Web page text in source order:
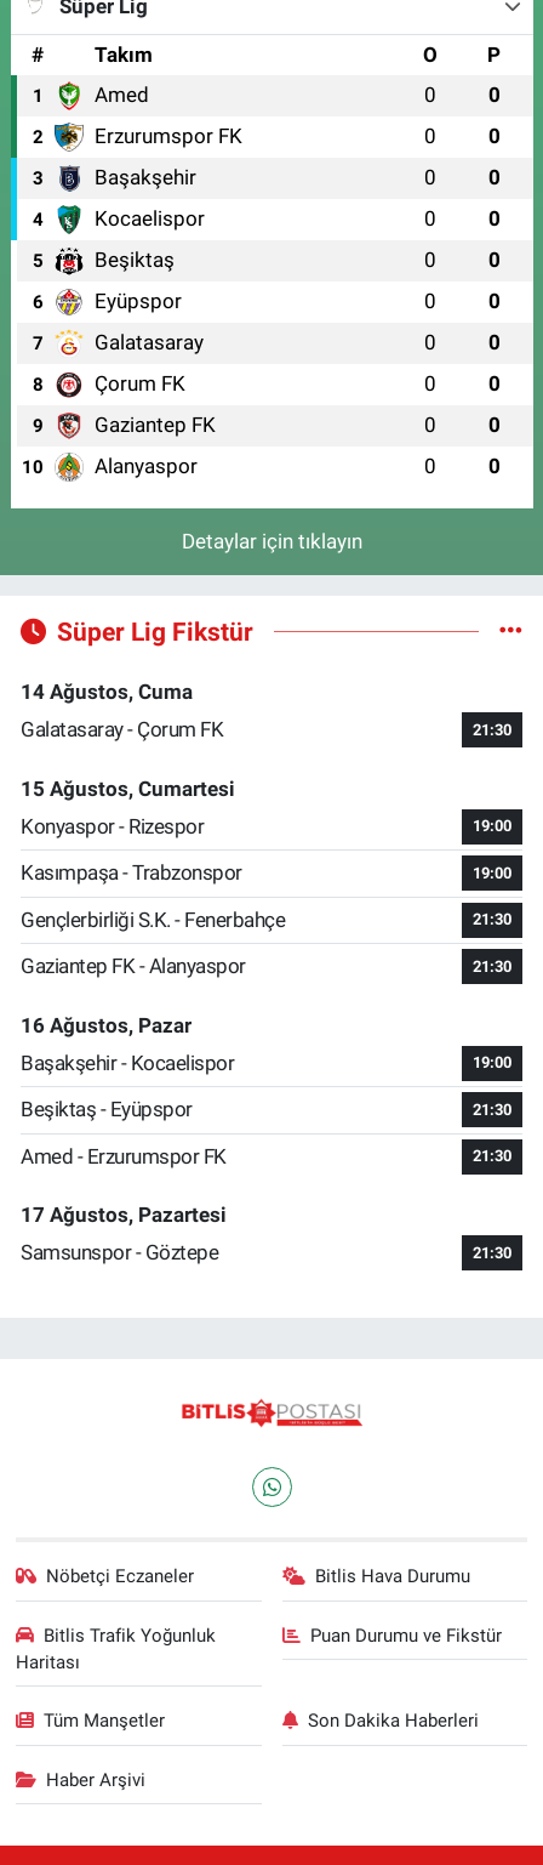
Süper Lig
#
Takım O P
1 Amed 0 0
2 Erzurumspor FK 0 0
3 Başakşehir 0 0
4 Kocaelispor 0 0
5 Beşiktaş 0 0
6 Eyüpspor 0 0
7 Galatasaray 0 0
8 Çorum FK 0 0
9 Gaziantep FK 0 0
10 Alanyaspor 0 0
Detaylar için tıklayın
Süper Lig Fikstür
14 Ağustos, Cuma
Galatasaray - Çorum FK
21:30
15 Ağustos, Cumartesi
Konyaspor - Rizespor
19:00
Kasımpaşa - Trabzonspor 19:00
Gençlerbirliği S.K. - Fenerbahçe 21:30
Gaziantep FK - Alanyaspor 21:30
16 Ağustos, Pazar
Başakşehir - Kocaelispor
19:00
Beşiktaş - Eyüpspor 21:30
Amed - Erzurumspor FK 21:30
17 Ağustos, Pazartesi
Samsunspor - Göztepe
21:30
Nöbetçi Eczaneler Bitlis Hava Durumu
Bitlis Trafik Yoğunluk
Haritası
Puan Durumu ve Fikstür
Tüm Manşetler Son Dakika Haberleri
Haber Arşivi